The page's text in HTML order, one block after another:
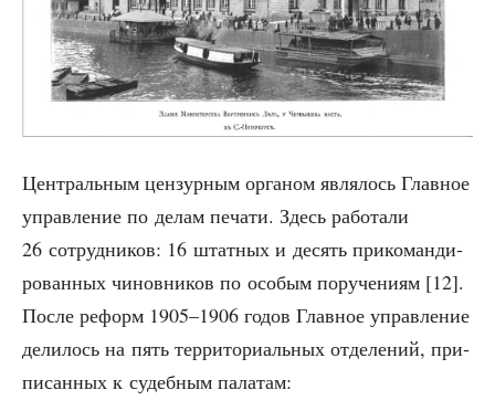
Цен­траль­ным цен­зур­ным орга­ном явля­лось Глав­ное
управ­ле­ние по делам печа­ти. Здесь рабо­та­ли
26 сотруд­ни­ков: 16 штат­ных и десять при­ко­ман­ди­
ро­ван­ных чинов­ни­ков по осо­бым пору­че­ни­ям [12].
После реформ 1905–1906 годов Глав­ное управ­ле­ние
дели­лось на пять тер­ри­то­ри­аль­ных отде­ле­ний, при­
пи­сан­ных к судеб­ным палатам: